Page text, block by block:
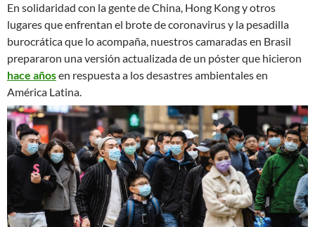
En solidaridad con la gente de China, Hong Kong y otros
lugares que enfrentan el brote de coronavirus y la pesadilla
burocrática que lo acompaña, nuestros camaradas en Brasil
prepararon una versión actualizada de un póster que hicieron
hace añosen respuesta a los desastres ambientales en
América Latina.